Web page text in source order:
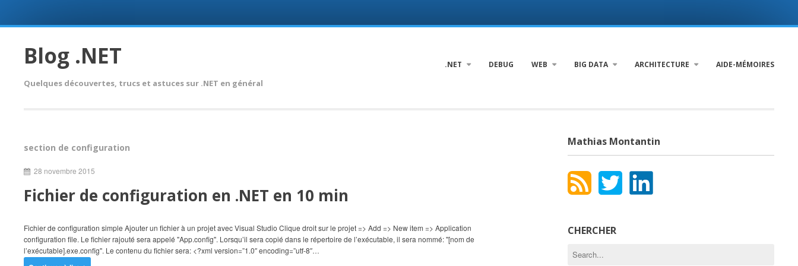
to
content
Blog .NET
Quelques découvertes, trucs et astuces sur .NET en général
.NET DEBUG WEB BIG DATA ARCHITECTURE AIDE-MÉMOIRES
section de configuration
28 novembre 2015
Fichier de configuration en .NET en 10 min
Fichier de configuration simple Ajouter un fichier à un projet avec Visual Studio Clique droit sur le projet => Add => New item => Application
configuration file. Le fichier rajouté sera appelé "App.config". Lorsqu’il sera copié dans le répertoire de l’exécutable, il sera nommé: "[nom de
l’exécutable].exe.config". Le contenu du fichier sera: <?xml version=”1.0″ encoding=”utf-8″…
Mathias Montantin
CHERCHER
Search
for: